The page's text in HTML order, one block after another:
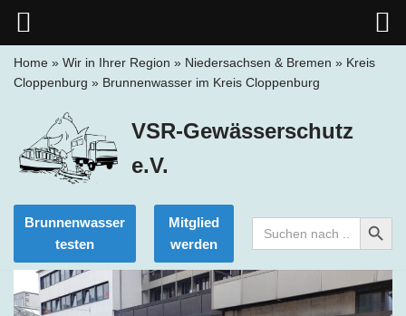
Zum
springen
Home » Wir in Ihrer Region » Niedersachsen & Bremen » Kreis
Cloppenburg » Brunnenwasser im Kreis Cloppenburg
VSR-Gewässerschutz
e.V.
Brunnenwasser
testen
Mitglied
werden
Search
for:
Search Button